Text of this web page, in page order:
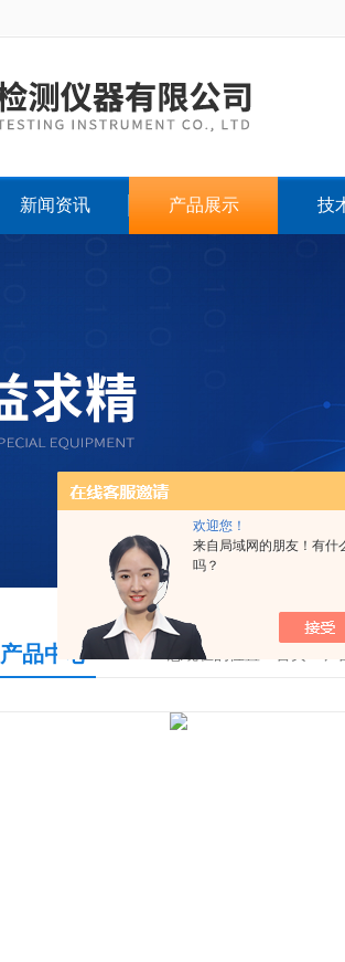
欢迎您！
来自局域网的朋友！有什
吗？
新闻资讯 产品展示 技
产品中心 您现在的位置：